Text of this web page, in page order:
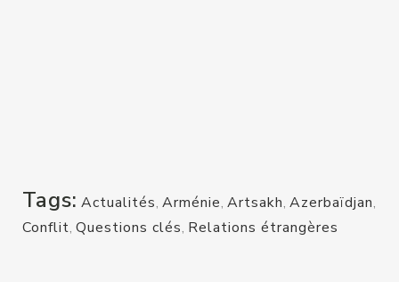
Tags: Actualités, Arménie, Artsakh, Azerbaïdjan,
Conflit, Questions clés, Relations étrangères